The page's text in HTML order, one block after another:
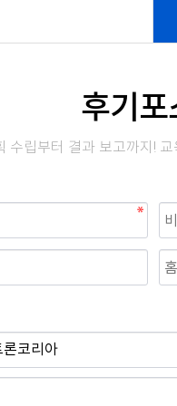
후기포
수립부터 결과 보고까지!